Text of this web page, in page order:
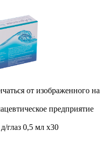
от изображенного на
предприятие
глаз 0,5 мл x30